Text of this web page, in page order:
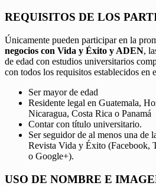
REQUISITOS DE LOS
Únicamente pueden participar en la
negocios con Vida y Éxito y ADEN,
de edad con estudios universitarios
con todos los requisitos establecidos en
Ser mayor de edad
Residente legal en Guatemala,
Nicaragua, Costa Rica o Panamá
Contar con título universitario.
Ser seguidor de al menos una de
Revista Vida y Éxito (Facebook,
o Google+).
USO DE NOMBRE E